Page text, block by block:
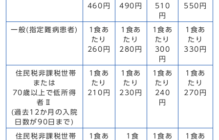
460円
490円
510
円
550円
一般(指定難病患者)
1食あ
たり
260円
1食あ
たり
280円
1食あ
たり
300
円
1食あ
たり
330円
住民税非課税世帯
または
70歳以上で低所得
者Ⅱ
(過去12か月の入院
日数が90日まで)
1食あ
たり
210円
1食あ
たり
230円
1食あ
たり
240
円
1食あ
たり
270円
住民税非課税世帯
1食あ
1食
1食あ
1食あ